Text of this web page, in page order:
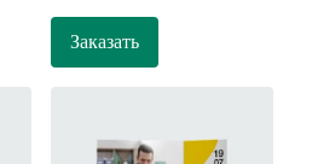
Заказать